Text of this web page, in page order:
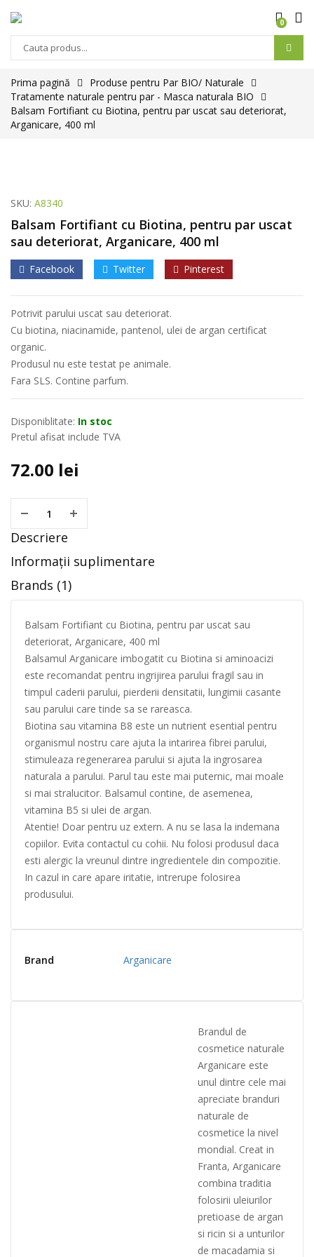
0
Prima pagină
Produse pentru Par BIO/ Naturale
Tratamente naturale pentru par - Masca naturala BIO
Balsam Fortifiant cu Biotina, pentru par uscat sau deteriorat,
Arganicare, 400 ml
SKU: A8340
Balsam Fortifiant cu Biotina, pentru par uscat
sau deteriorat, Arganicare, 400 ml
Facebook Twitter Pinterest
Potrivit parului uscat sau deteriorat.
Cu biotina, niacinamide, pantenol, ulei de argan certificat
organic.
Produsul nu este testat pe animale.
Fara SLS. Contine parfum.
Disponiblitate: In stoc
Pretul afisat include TVA
72.00 lei
Descriere
Informații suplimentare
Brands (1)
Balsam Fortifiant cu Biotina, pentru par uscat sau
deteriorat, Arganicare, 400 ml
Balsamul Arganicare imbogatit cu Biotina si aminoacizi
este recomandat pentru ingrijirea parului fragil sau in
timpul caderii parului, pierderii densitatii, lungimii casante
sau parului care tinde sa se rareasca.
Biotina sau vitamina B8 este un nutrient esential pentru
organismul nostru care ajuta la intarirea fibrei parului,
stimuleaza regenerarea parului si ajuta la ingrosarea
naturala a parului. Parul tau este mai puternic, mai moale
si mai stralucitor. Balsamul contine, de asemenea,
vitamina B5 si ulei de argan.
Atentie! Doar pentru uz extern. A nu se lasa la indemana
copiilor. Evita contactul cu cohii. Nu folosi produsul daca
esti alergic la vreunul dintre ingredientele din compozitie.
In cazul in care apare iritatie, intrerupe folosirea
produsului.
Brand Arganicare
Brandul de
cosmetice naturale
Arganicare este
unul dintre cele mai
apreciate branduri
naturale de
cosmetice la nivel
mondial. Creat in
Franta, Arganicare
combina traditia
folosirii uleiurilor
pretioase de argan
si ricin si a unturilor
de macadamia si